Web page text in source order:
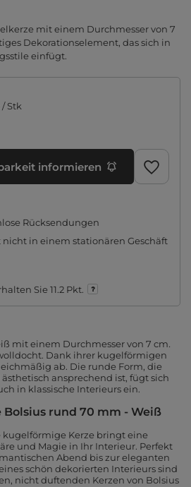
mit einem Durchmesser von 7
Dekorationselement, das sich in
einfügt.
/Stk
informieren
Rücksendungen
nicht in einem stationären Geschäft
Sie 11.2 Pkt.
mit einem Durchmesser von 7 cm.
Dank ihrer kugelförmigen
ab. Die runde Form, die
ansprechend ist, fügt sich
in klassische Interieurs ein.
Bolsius rund 70 mm - Weiß
Kerze bringt eine
und Magie in Ihr Interieur. Perfekt
Abend bis zur eleganten
schön dekorierten Interieurs sind
nicht duftenden Kerzen von Bolsius